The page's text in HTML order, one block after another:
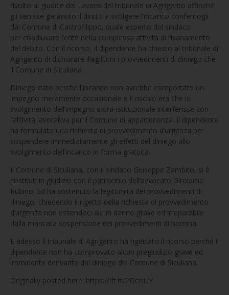
rivolto al giudice del Lavoro del tribunale di Agrigento affinché
gli venisse garantito il diritto a svolgere l’incarico conferitogli
dal Comune di Castrofilippo, quale esperto del sindaco
per coadiuvare l’ente nella complessa attività di risanamento
del debito. Con il ricorso, il dipendente ha chiesto al tribunale di
Agrigento di dichiarare illegittimi i provvedimenti di diniego che
il Comune di Siculiana.
Diniego dato perché l'incarico non avrebbe comportato un
impegno meramente occasionale e il rischio era che lo
svolgimento dell’impegno extra-istituzionale interferisse con
l’attività lavorativa per il Comune di appartenenza. Il dipendente
ha formulato una richiesta di provvedimento d’urgenza per
sospendere immediatamente gli effetti del diniego allo
svolgimento dell’incarico in forma gratuita.
Il Comune di Siculiana, con il sindaco Giuseppe Zambito, si è
costituti in giudizio con il patrocinio dell’avvocato Girolamo
Rubino. Ed ha sostenuto la legittimità dei provvedimenti di
diniego, chiedendo il rigetto della richiesta di provvedimento
d’urgenza non essendoci alcun danno grave ed irreparabile
dalla mancata sospensione dei provvedimenti di nomina.
E adesso il tribunale di Agrigento ha rigettato il ricorso perché il
dipendente non ha comprovato alcun pregiudizio grave ed
imminente derivante dal diniego del Comune di Siculiana.
Originally posted here: https://ift.tt/2DcisUY